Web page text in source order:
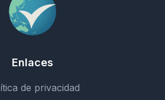
Enlaces
de privacidad